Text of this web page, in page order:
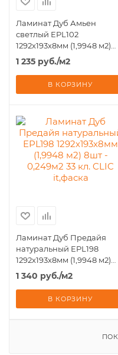
Ламинат Дуб Амьен
светлый EPL102
1292х193х8мм (1,9948 м2)
8шт - 0,249м2 32 кл. CLIC
it,фаска
1 235 руб./м2
В КОРЗИНУ
Ламинат Дуб Предайя
натуральный EPL198
1292х193х8мм (1,9948 м2)
8шт - 0,249м2 33 кл. CLIC
it,фаска
1 340 руб./м2
В КОРЗИНУ